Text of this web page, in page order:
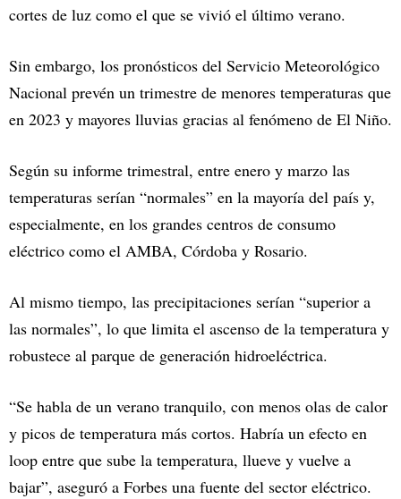
cortes de luz como el que se vivió el último verano.
Sin embargo, los pronósticos del Servicio Meteorológico
Nacional prevén un trimestre de menores temperaturas que
en 2023 y mayores lluvias gracias al fenómeno de El Niño.
Según su informe trimestral, entre enero y marzo las
temperaturas serían “normales” en la mayoría del país y,
especialmente, en los grandes centros de consumo
eléctrico como el AMBA, Córdoba y Rosario.
Al mismo tiempo, las precipitaciones serían “superior a
las normales”, lo que limita el ascenso de la temperatura y
robustece al parque de generación hidroeléctrica.
“Se habla de un verano tranquilo, con menos olas de calor
y picos de temperatura más cortos. Habría un efecto en
loop entre que sube la temperatura, llueve y vuelve a
bajar”, aseguró a Forbes una fuente del sector eléctrico.